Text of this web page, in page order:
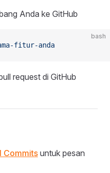
Anda ke GitHub
bash
fitur-anda
request di GitHub
Commits untuk pesan